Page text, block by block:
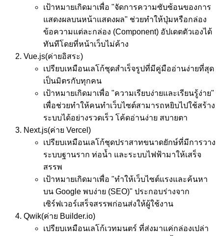
เป้าหมายเกิดมาเพื่อ "จัดการความซับซ้อนของการ
แสดงผลบนหน้าแสดงผล" ช่วยทำให้ปุ่มหรือกล่อง
ข้อความแต่ละกล่อง (Component) อัปเดตตัวเองได้
ทันทีโดยที่หน้าเว็บไม่ค้าง
Vue.js(ค่ายอิสระ)
เปรียบเหมือนเลโก้ชุดสำเร็จรูปที่มีคู่มืออ่านง่ายที่สุด
เป็นมิตรกับทุกคน
เป้าหมายเกิดมาเพื่อ "ความเรียบง่ายและเรียนรู้ง่าย"
เพื่อช่วยทำให้คนทำเว็บไซต์สามารถหยิบไปใช้สร้าง
ระบบได้อย่างรวดเร็ว โค้ดอ่านง่าย สบายตา
Next.js(ค่าย Vercel)
เปรียบเหมือนเลโก้ชุดปราสาทขนาดยักษ์ที่มีการวาง
ระบบฐานราก ท่อน้ำ และระบบไฟฟ้ามาให้เสร็จ
สรรพ
เป้าหมายเกิดมาเพื่อ "ทำให้เว็บไซต์แรงและค้นหา
บน Google พบง่าย (SEO)" ประกอบร่างจาก
เซิร์ฟเวอร์เสร็จสรรพก่อนส่งให้ผู้ใช้งาน
Qwik(ค่าย Builder.io)
เปรียบเหมือนเลโก้เวทมนตร์ ที่ส่งมาแค่กล่องเปล่า